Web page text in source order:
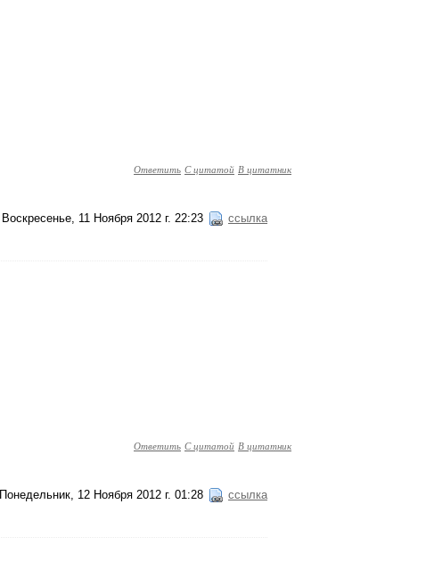
Ответить С цитатой В цитатник
Воскресенье, 11 Ноября 2012 г. 22:23 ссылка
Ответить С цитатой В цитатник
Понедельник, 12 Ноября 2012 г. 01:28 ссылка